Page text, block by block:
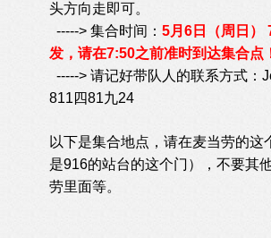
头方向走即可。
-----> 集合时间： 5月6 日（周日）
发，请在7:50之前准时到达集合点
-----> 请记好带队人的联系方式：
811四81九24
以下是集合地点，请在麦当劳的这
是916的站台的这个门），不要其
劳里面等。